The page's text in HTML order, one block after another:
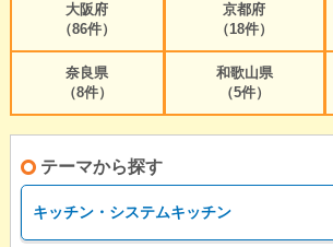
大阪府
（86件）
京都府
（18件）
奈良県
（8件）
和歌山県
（5件）
テーマから探す
キッチン・システムキッチン